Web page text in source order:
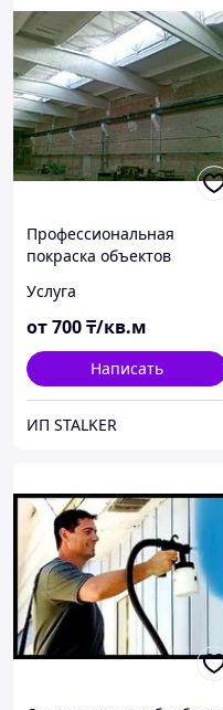
Профессиональная
покраска объектов
Услуга
от700₸/кв.м
Написать
ИП STALKER